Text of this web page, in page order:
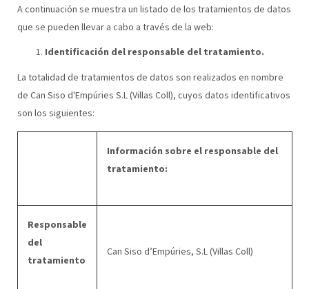
A continuación se muestra un listado de los tratamientos de datos
que se pueden llevar a cabo a través de la web:
Identificación del responsable del tratamiento.
La totalidad de tratamientos de datos son realizados en nombre
de Can Siso d'Empúries S.L (Villas Coll), cuyos datos identificativos
son los siguientes:
Información sobre el responsable del
tratamiento:
Responsable
del
tratamiento
Can Siso d’Empúries, S.L (Villas Coll)